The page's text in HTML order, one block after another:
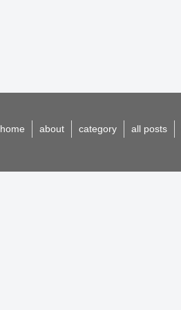
home about category all posts